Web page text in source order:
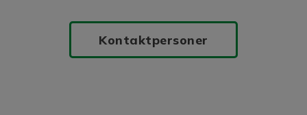
Kontaktpersoner